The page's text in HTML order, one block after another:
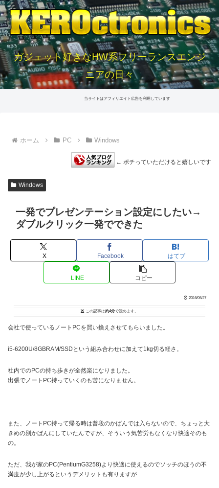
ガジェット好きなHW系フリーランスエンジ
ニアの日々
当サイトはアフィリエイト広告を利用しています
ホーム PC Windows
← ポチっていただけると嬉しいです
Windows
一発でプレゼンテーション設定にしたい→
ダブルクリック一発でできた
X Facebook はてブ
LINE コピー
2016/06/27
この記事は約4分で読めます。
会社で使っているノートPCを買い換えさせてもらいました。
i5-6200U/8GBRAM/SSDという組み合わせに加えて1kg切る軽さ。
社内でのPCの持ち歩きが全然楽になりました。
出張でノートPC持っていくのも苦になりません。
また、ノートPC持って帰る時は普段のかばんでは入らないので、ちょっと大
きめの別かばんにしていたんですが、そういう気苦労もなくなり快適そのも
の。
ただ、我が家のPC(PentiumG3258)より快適に使えるのでソッチのほうの不
満度が少し上がるというデメリットも有りますが…